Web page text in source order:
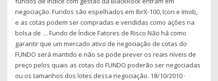
negociação. Fundos são espelhados em IbrX-100, Icon e Imob,
e as cotas podem ser compradas e vendidas como ações na
bolsa de … Fundo de Índice Fatores de Risco Não há como
garantir que um mercado ativo de negociação de cotas do
FUNDO será mantido e não se pode prever os reais níveis de
preço pelos quais as cotas do FUNDO poderão ser negociadas
ou os tamanhos dos lotes dessa negociação. 18/10/2010 ·